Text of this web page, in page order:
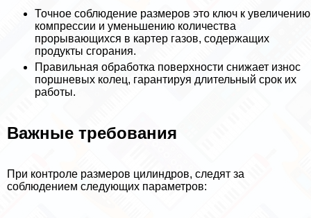
Точное соблюдение размеров это ключ к увеличению
компрессии и уменьшению количества
прорывающихся в картер газов, содержащих
продукты сгорания.
Правильная обработка поверхности снижает износ
поршневых колец, гарантируя длительный срок их
работы.
Важные требования
При контроле размеров цилиндров, следят за
соблюдением следующих параметров: